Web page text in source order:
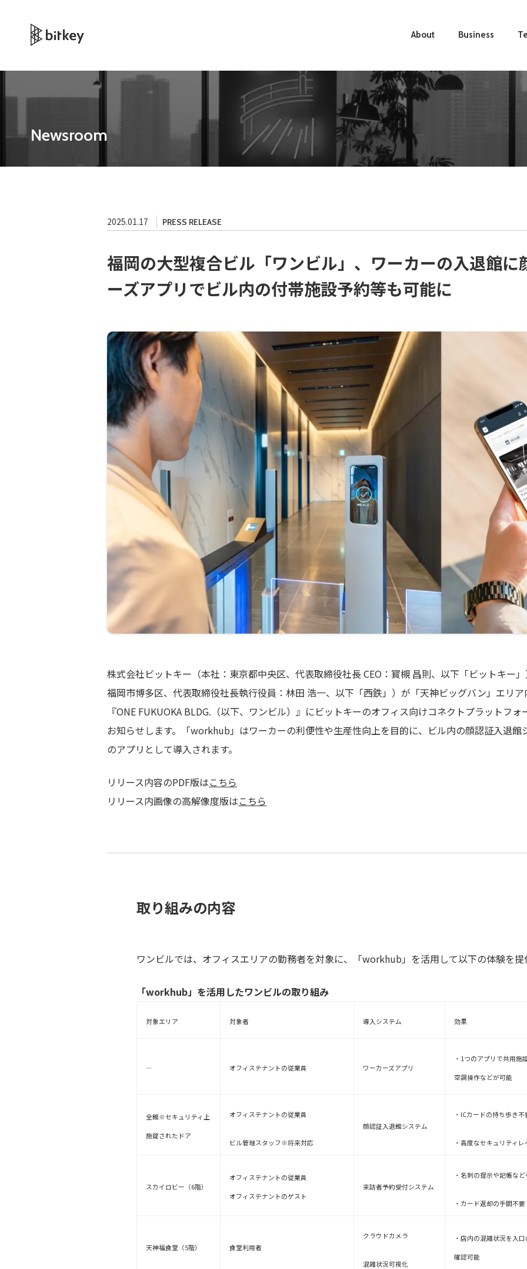
About Business
Newsroom
2025.01.17 PRESS RELEASE
福岡の大型複合ビル「ワンビル」、ワーカーの入退館に
ーズアプリでビル内の付帯施設予約等も可能に
株式会社ビットキー（本社：東京都中央区、代表取締役社長 CEO：寳槻 昌則、以下「ビットキー
福岡市博多区、代表取締役社長執行役員：林田 浩一、以下「西鉄」）が「天神ビッグバン」エリ
『ONE FUKUOKA BLDG.（以下、ワンビル）』にビットキーのオフィス向けコネクトプラットフ
お知らせします。「workhub」はワーカーの利便性や生産性向上を目的に、ビル内の顔認証入退館
のアプリとして導入されます。
リリース内容のPDF版はこちら
リリース内画像の高解像度版はこちら
取り組みの内容
ワンビルでは、オフィスエリアの勤務者を対象に、「workhub」を活用して以下の体験を提
「workhub」を活用したワンビルの取り組み
対象エリア 対象者 導入システム 効果
― オフィステナントの従業員 ワーカーズアプリ
・1つのアプリで共用施
空調操作などが可能
全館※セキュリティ上
施錠されたドア
オフィステナントの従業員
ビル管理スタッフ※将来対応
顔認証入退館システム
・ICカードの持ち歩き不
・高度なセキュリティレ
スカイロビー （6階）
オフィステナントの従業員
オフィステナントのゲスト
来訪者予約受付システム
・名刺の提示や記帳な
・カード返却の手間不要
天神福食堂 （5階） 食堂利用者
クラウドカメラ
混雑状況可視化
・店内の混雑状況を入
確認可能